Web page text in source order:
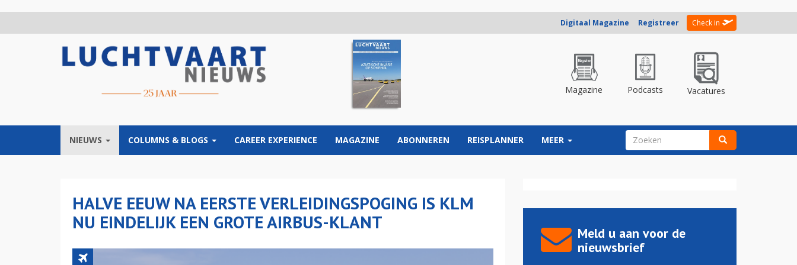
Digitaal Magazine Registreer Check in
Magazine Podcasts Vacatures
NIEUWS COLUMNS & BLOGS CAREER EXPERIENCE MAGAZINE ABONNEREN REISPLANNER MEER ZOEKVELD
HALVE EEUW NA EERSTE VERLEIDINGSPOGING IS KLM
NU EINDELIJK EEN GROTE AIRBUS-KLANT
Meld u aan voor de
nieuwsbrief